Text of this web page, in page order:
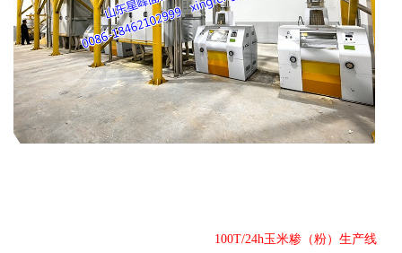
100T/24h玉米糁（粉）生产线